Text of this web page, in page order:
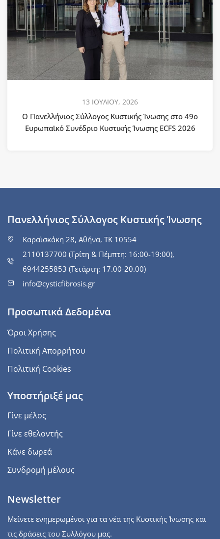
13 ΙΟΥΛΙΟΥ, 2026
Ο Πανελλήνιος Σύλλογος Κυστικής Ίνωσης στο 49ο
Ευρωπαϊκό Συνέδριο Κυστικής Ίνωσης ECFS 2026
Πανελλήνιος Σύλλογος Κυστικής Ίνωσης
Καραϊσκάκη 28, Αθήνα, ΤΚ 10554
2110137700 (Τρίτη & Πέμπτη: 16:00-19:00),
6944255853 (Τετάρτη: 17.00-20.00)
info@cysticfibrosis.gr
Προσωπικά Δεδομένα
Όροι Χρήσης
Πολιτική Απορρήτου
Πολιτική Cookies
Υποστήριξέ μας
Γίνε μέλος
Γίνε εθελοντής
Κάνε δωρεά
Συνδρομή μέλους
Newsletter
Μείνετε ενημερωμένοι για τα νέα της Κυστικής Ίνωσης και
τις δράσεις του Συλλόγου μας.